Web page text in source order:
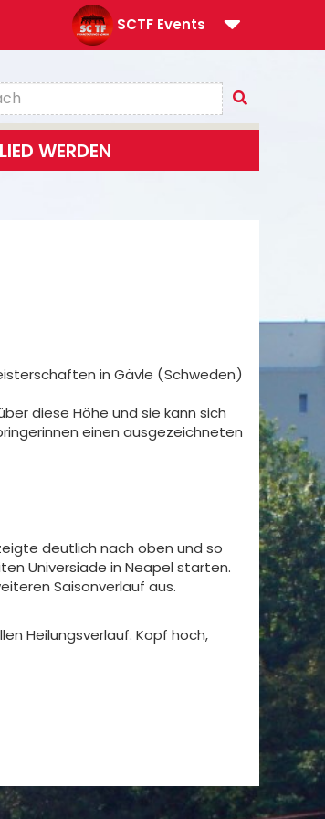
SCTF Events
WERDEN
in Gävle (Schweden)
diese Höhe und sie kann sich
einen ausgezeichneten
deutlich nach oben und so
Universiade in Neapel starten.
Saisonverlauf aus.
Heilungsverlauf. Kopf hoch,